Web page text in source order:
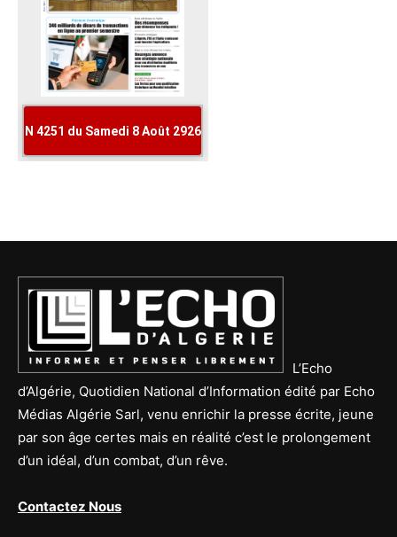
L’Echo
d’Algérie, Quotidien National d’Information édité par Echo
Médias Algérie Sarl, venu enrichir la presse écrite, jeune
par son âge certes mais en réalité c’est le prolongement
d’un idéal, d’un combat, d’un rêve.
Contactez Nous